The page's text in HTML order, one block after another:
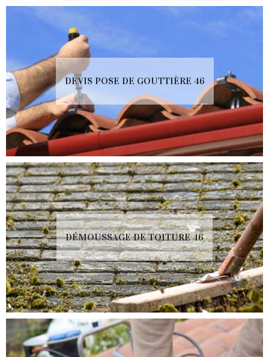
DEVIS POSE DE GOUTTIÈRE 46
DÉMOUSSAGE DE TOITURE 46